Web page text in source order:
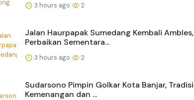
3 hours ago 2
Jalan Haurpapak Sumedang Kembali Ambles,
Perbaikan Sementara...
3 hours ago 2
Sudarsono Pimpin Golkar Kota Banjar, Tradisi
Kemenangan dan ...